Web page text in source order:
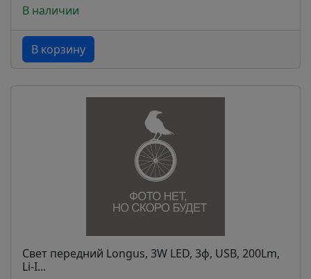
В наличии
В корзину
Свет передний Longus, 3W LED, 3ф, USB, 200Lm,
Li-I...